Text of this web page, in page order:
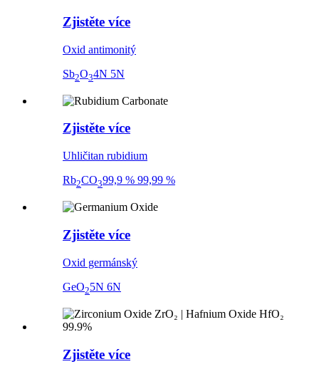
Zjistěte více
Oxid antimonitý
Sb2O34N 5N
Zjistěte více
Uhličitan rubidium
Rb2CO399,9 % 99,99 %
Zjistěte více
Oxid germánský
GeO25N 6N
Zjistěte více